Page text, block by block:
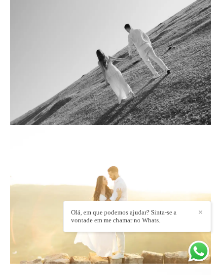
✕
Olá, em que podemos ajudar? Sinta-se a
vontade em me chamar no Whats.